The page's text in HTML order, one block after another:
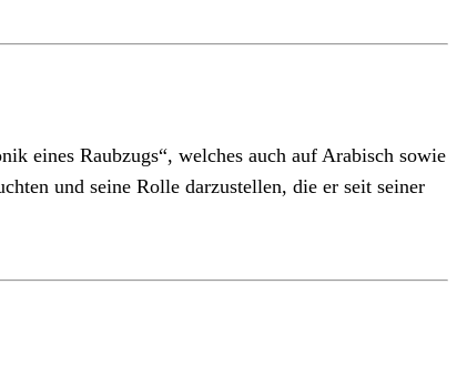
eines Raubzugs“, welches auch auf Arabisch sowie
und seine Rolle darzustellen, die er seit seiner